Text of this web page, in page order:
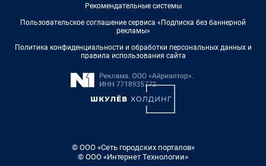
Рекомендательные системы
Пользовательское соглашение сервиса «Подписка без баннерной
рекламы»
Политика конфиденциальности и обработки персональных данных и
правила использования сайта
© ООО «Сеть городских порталов»
© ООО «Интернет Технологии»